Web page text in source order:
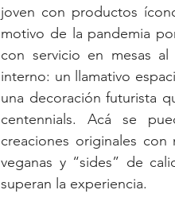
joven con productos
motivo de la pandemia
con servicio en mesas
interno: un llamativo
una decoración futurista
centennials. Acá se
creaciones originales
veganas y “sides” de
superan la experiencia.